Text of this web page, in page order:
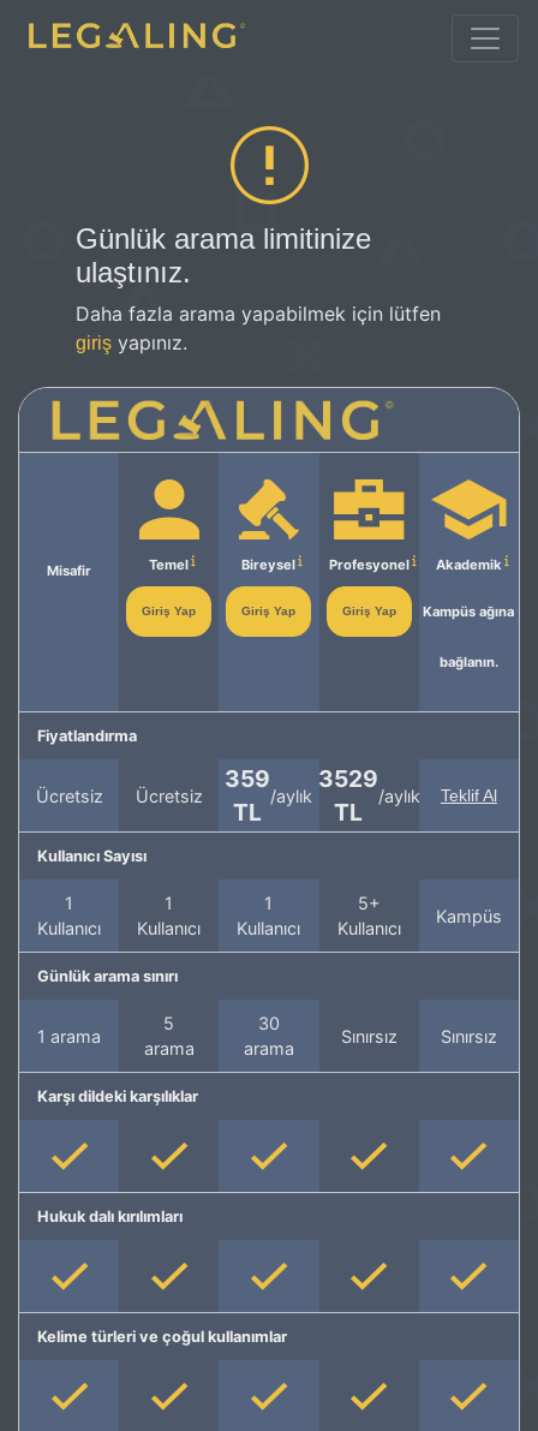
Günlük arama limitinize
ulaştınız.
Daha fazla arama yapabilmek için lütfen
giriş yapınız.
Misafir Temel
Giriş Yap
Bireysel
Giriş Yap
Profesyonel
Giriş Yap
Akademik
Kampüs ağına
bağlanın.
Fiyatlandırma
Ücretsiz Ücretsiz
359
TL
/aylık
3529
TL
/aylık Teklif Al
Kullanıcı Sayısı
1
Kullanıcı
1
Kullanıcı
1
Kullanıcı
5+
Kullanıcı
Kampüs
Günlük arama sınırı
1 arama
5
arama
30
arama
Sınırsız Sınırsız
Karşı dildeki karşılıklar
Hukuk dalı kırılımları
Kelime türleri ve çoğul kullanımlar